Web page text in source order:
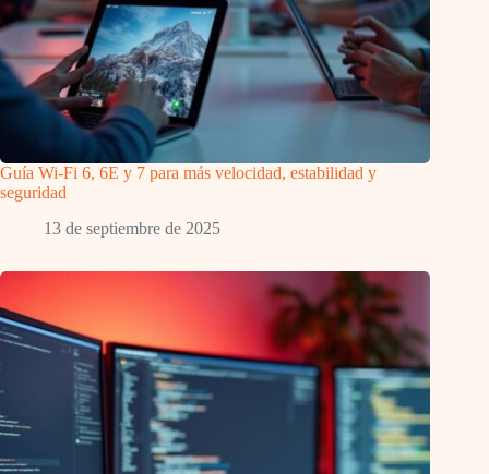
Guía Wi-Fi 6, 6E y 7 para más velocidad, estabilidad y
seguridad
13 de septiembre de 2025